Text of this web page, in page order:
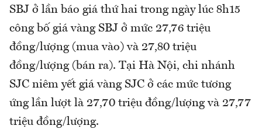
SBJ ở lần báo giá thứ hai trong ngày lúc 8h15
công bố giá vàng SBJ ở mức 27,76 triệu
đồng/lượng (mua vào) và 27,80 triệu
đồng/lượng (bán ra). Tại Hà Nội, chi nhánh
SJC niêm yết giá vàng SJC ở các mức tương
ứng lần lượt là 27,70 triệu đồng/lượng và 27,77
triệu đồng/lượng.